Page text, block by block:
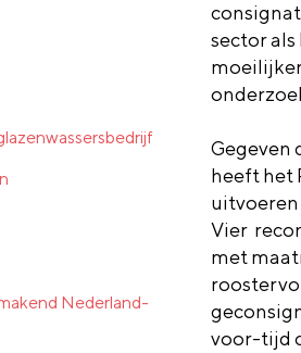
sector
Gegeven
heeft het
uitvoeren
Vier
met
voor-tijd
Nederland-